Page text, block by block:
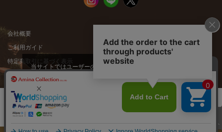
会社概要
ご利用ガイド
店舗一覧
特定商取引に基づく表示
プライバシーポリシー
スマートフォン | PCサイト
このページのトップへ
当サイトではユーザーの利便性向